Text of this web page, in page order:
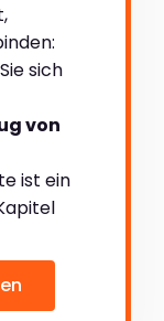
sich
von
ist ein